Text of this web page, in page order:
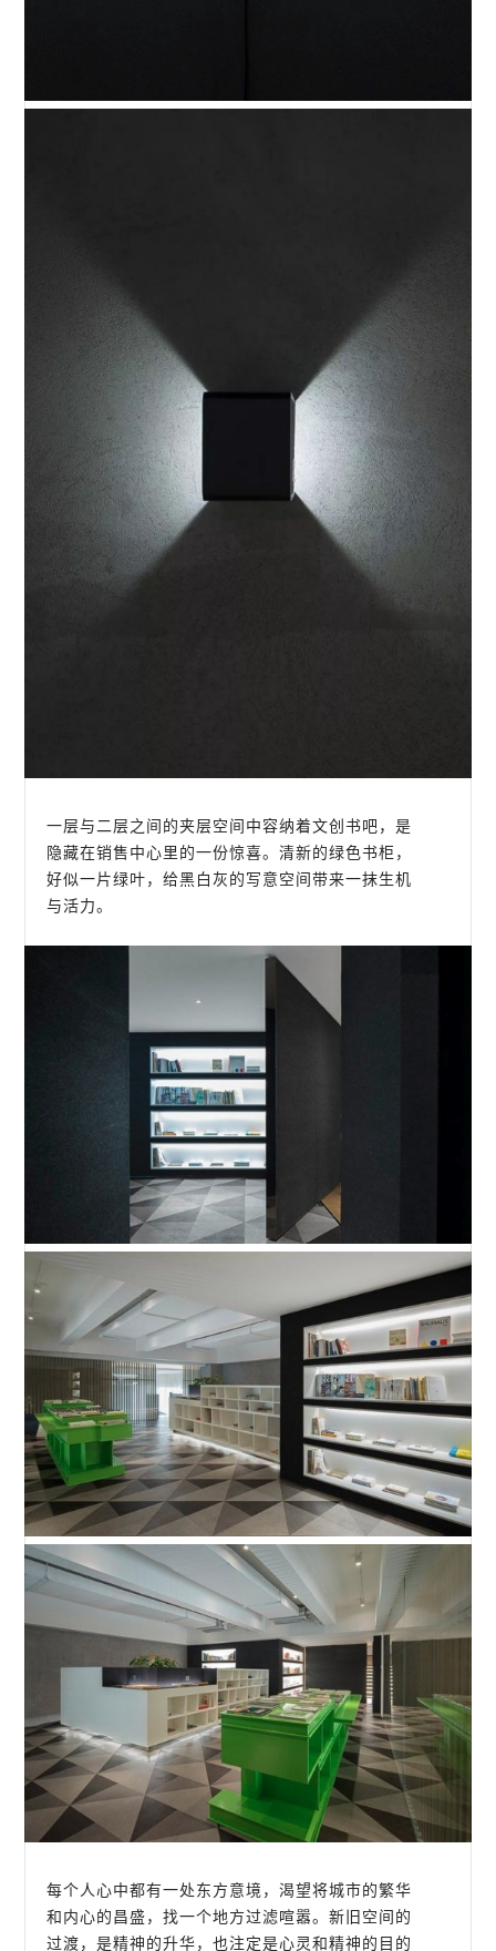
一层与二层之间的夹层空间中容纳着文创书吧，是
隐藏在销售中心里的一份惊喜。清新的绿色书柜，
好似一片绿叶，给黑白灰的写意空间带来一抹生机
与活力。
每个人心中都有一处东方意境，渴望将城市的繁华
和内心的昌盛，找一个地方过滤喧嚣。新旧空间的
过渡，是精神的升华，也注定是心灵和精神的目的